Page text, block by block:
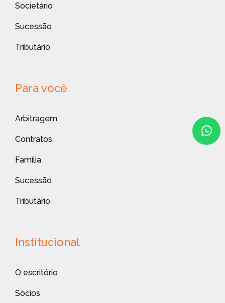
Societário
Sucessão
Tributário
Para você
Arbitragem
Contratos
Família
Sucessão
Tributário
Institucional
O escritório
Sócios